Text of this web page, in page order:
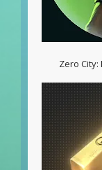
Zero